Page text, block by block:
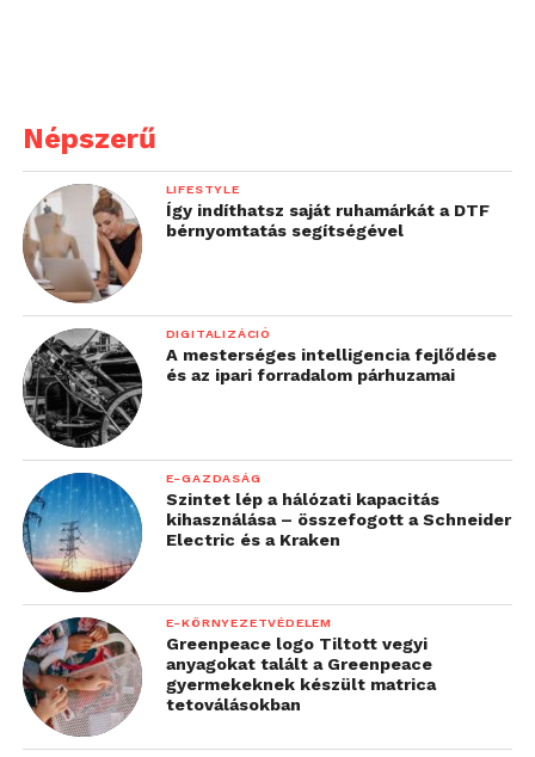
Népszerű
LIFESTYLE
Így indíthatsz saját ruhamárkát a DTF
bérnyomtatás segítségével
DIGITALIZÁCIÓ
A mesterséges intelligencia fejlődése
és az ipari forradalom párhuzamai
E-GAZDASÁG
Szintet lép a hálózati kapacitás
kihasználása – összefogott a Schneider
Electric és a Kraken
E-KÖRNYEZETVÉDELEM
Greenpeace logo Tiltott vegyi
anyagokat talált a Greenpeace
gyermekeknek készült matrica
tetoválásokban